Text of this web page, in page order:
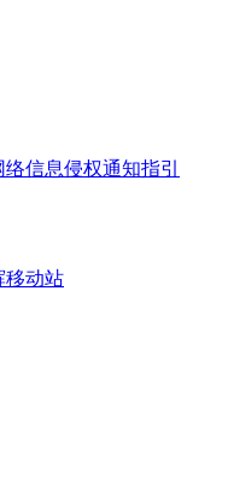
络信息侵权通知指引
移动站